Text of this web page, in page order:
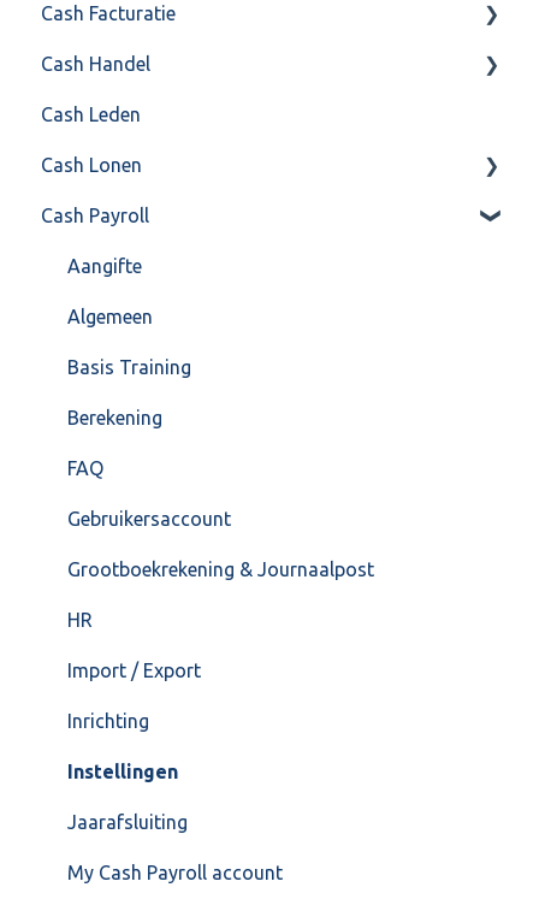
API 4.0 (REST API)
Cash Facturatie
Factureren
Instellingen
Algemeen
Formulierlayout
Cash Handel
Inkoop
Verkoop
Voorraad
Overig
VoorraadService & Onderhoud
Cash Leden
Cash Lonen
Algemeen
Inrichting
Jaarafsluiting
Salarisberekening
Overig
FAQ – Beëindiging CASH Lonen en overstap naar
Cash Payroll
Aangifte
Algemeen
Basis Training
Berekening
FAQ
Gebruikersaccount
Grootboekrekening & Journaalpost
HR
Import / Export
Inrichting
Instellingen
Jaarafsluiting
My Cash Payroll account